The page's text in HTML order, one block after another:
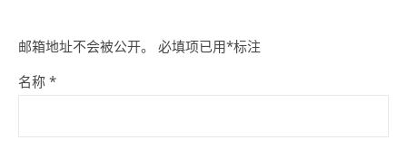
邮箱地址不会被公开。 必填项已用*标注
名称 *